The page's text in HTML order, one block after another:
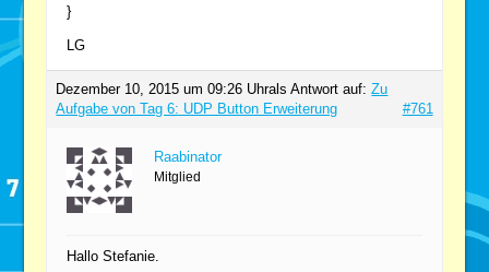
}
LG
Dezember 10, 2015 um 09:26 Uhrals Antwort auf:Zu
Aufgabe von Tag 6: UDP Button Erweiterung
#761
Raabinator
Mitglied
Hallo Stefanie.